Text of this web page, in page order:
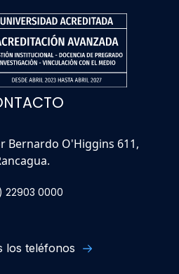
Bernardo O'Higgins 611,
22903 0000
los teléfonos